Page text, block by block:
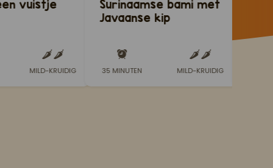
vuistje
MILD-KRUIDIG
Surinaamse bami met
Javaanse kip
35 MINUTEN MILD-KRUIDIG